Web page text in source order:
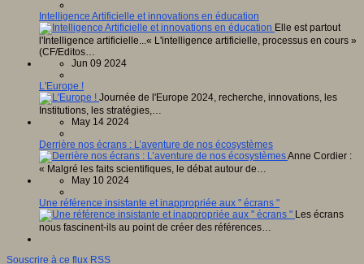
Intelligence Artificielle et innovations en éducation
Elle est partout
l'Intelligence artificielle...« L'intelligence artificielle, processus en cours »
(CF/Editos…
Jun 09 2024
L'Europe !
Journée de l'Europe 2024, recherche, innovations, les
Institutions, les stratégies,…
May 14 2024
Derrière nos écrans : L’aventure de nos écosystèmes
Anne Cordier :
« Malgré les faits scientifiques, le débat autour de…
May 10 2024
Une référence insistante et inappropriée aux " écrans "
Les écrans
nous fascinent-ils au point de créer des références…
Souscrire à ce flux RSS